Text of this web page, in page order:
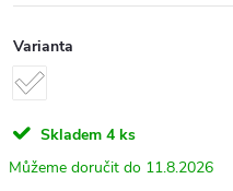
Varianta
Skladem 4 ks
11.8.2026